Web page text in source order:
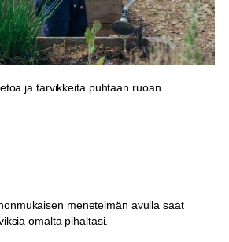
ja tarvikkeita puhtaan ruoan
menetelmän avulla saat
omalta pihaltasi.